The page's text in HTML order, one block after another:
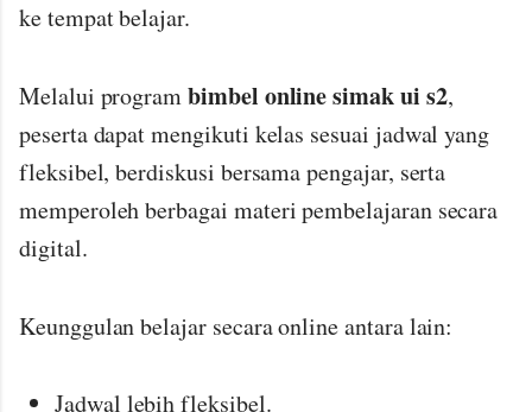
ke tempat belajar.
Melalui programbimbel online simak ui s2,
peserta dapat mengikuti kelas sesuai jadwal yang
fleksibel, berdiskusi bersama pengajar, serta
memperoleh berbagai materi pembelajaran secara
digital.
Keunggulan belajar secara online antara lain:
Jadwal lebih fleksibel.